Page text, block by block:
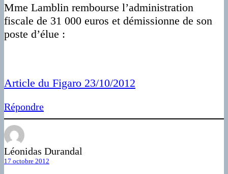
Mme Lamblin rembourse l’administration
fiscale de 31 000 euros et démissionne de son
poste d’élue :
Article du Figaro 23/10/2012
Répondre
Léonidas Durandal
17 octobre 2012